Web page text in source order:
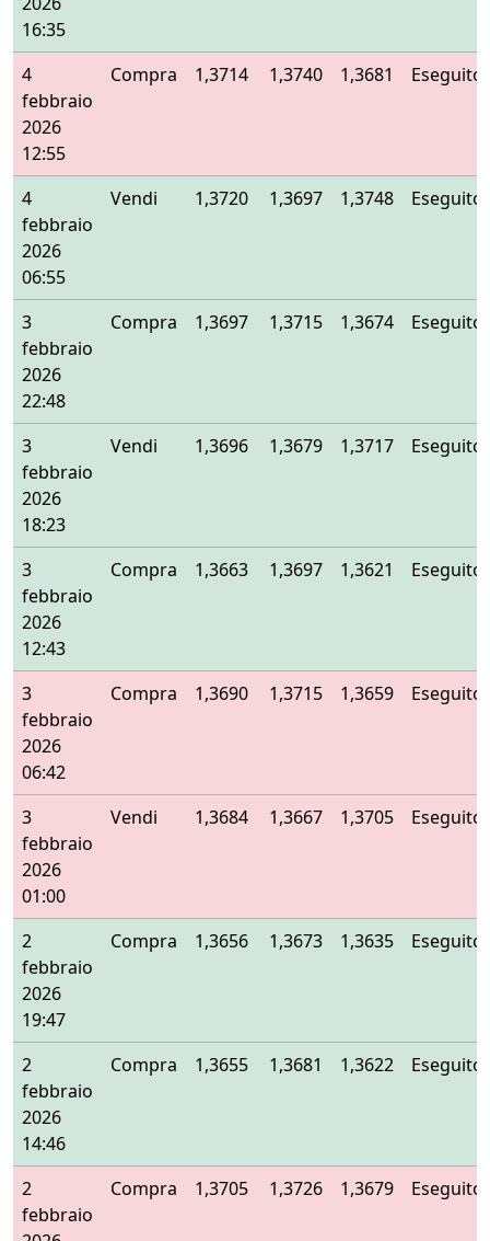
16:35
4
febbraio
2026
12:55
Compra 1,3714 1,3740 1,3681 Eseguito
4
febbraio
2026
06:55
Vendi 1,3720 1,3697 1,3748 Eseguito
3
febbraio
2026
22:48
Compra 1,3697 1,3715 1,3674 Eseguito
3
febbraio
2026
18:23
Vendi 1,3696 1,3679 1,3717 Eseguito
3
febbraio
2026
12:43
Compra 1,3663 1,3697 1,3621 Eseguito
3
febbraio
2026
06:42
Compra 1,3690 1,3715 1,3659 Eseguito
3
febbraio
2026
01:00
Vendi 1,3684 1,3667 1,3705 Eseguito
2
febbraio
2026
19:47
Compra 1,3656 1,3673 1,3635 Eseguito
2
febbraio
2026
14:46
Compra 1,3655 1,3681 1,3622 Eseguito
2
febbraio
Compra 1,3705 1,3726 1,3679 Eseguito